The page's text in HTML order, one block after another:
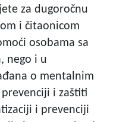
za dugoročnu
i čitaonicom
osobama sa
nego i u
o mentalnim
i zaštiti
i prevenciji